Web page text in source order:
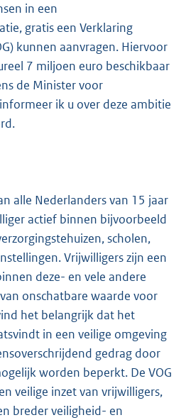
in een
gratis een Verklaring
kunnen aanvragen. Hiervoor
7 miljoen euro beschikbaar
de Minister voor
ik u over deze ambitie
alle Nederlanders van 15 jaar
actief binnen bijvoorbeeld
scholen,
Vrijwilligers zijn een
deze- en vele andere
onschatbare waarde voor
het belangrijk dat het
in een veilige omgeving
gedrag door
worden beperkt. De VOG
veilige inzet van vrijwilligers,
breder veiligheid- en